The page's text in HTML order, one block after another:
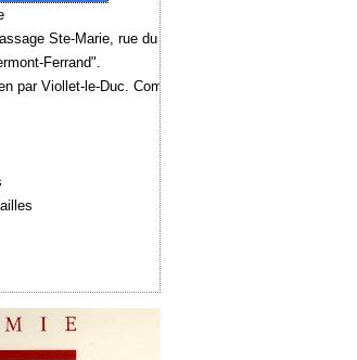
Ste-Marie, rue du Bac".
Ferrand".
par Viollet-le-Duc. Comité des inspecteurs généraux